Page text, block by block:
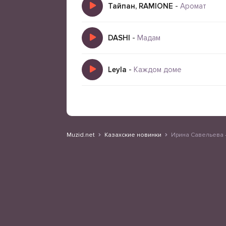
Тайпан, RAMIONE - Аромат
DASHI - Мадам
Leyla - Каждом доме
Muzid.net Казахские новинки Ирина